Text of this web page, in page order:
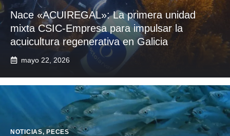
Nace «ACUIREGAL»: La primera unidad
mixta CSIC-Empresa para impulsar la
acuicultura regenerativa en Galicia
mayo 22, 2026
NOTICIAS,PECES